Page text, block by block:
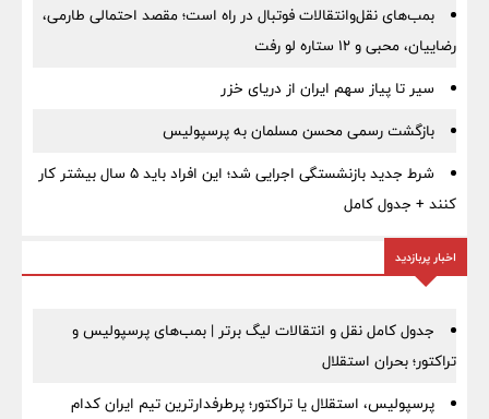
بمب‌های نقل‌وانتقالات فوتبال در راه است؛ مقصد احتمالی طارمی،
رضاییان، محبی و ۱۲ ستاره لو رفت
سیر تا پیاز سهم ایران از دریای خزر
بازگشت رسمی محسن مسلمان به پرسپولیس
شرط جدید بازنشستگی اجرایی شد؛ این افراد باید ۵ سال بیشتر کار
کنند + جدول کامل
اخبار پربازدید
جدول کامل نقل و انتقالات لیگ برتر | بمب‌های پرسپولیس و
تراکتور؛ بحران استقلال
پرسپولیس، استقلال یا تراکتور؛ پرطرفدارترین تیم ایران کدام